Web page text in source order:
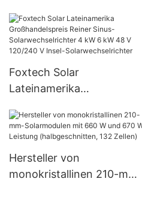
Powerstation
Foxtech Solar
Lateinamerika
Sinus-Solarwechselrichter
4 kW 6 kW 48 V 120/240
V Insel-
Solarwechselrichter
Hersteller von
monokristallinen 210-mm-